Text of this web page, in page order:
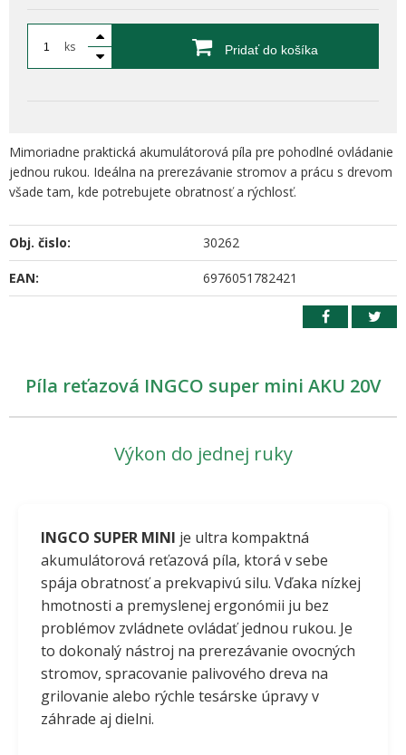
ks Pridať do košíka
Mimoriadne praktická akumulátorová píla pre pohodlné ovládanie
jednou rukou. Ideálna na prerezávanie stromov a prácu s drevom
všade tam, kde potrebujete obratnosť a rýchlosť.
Obj. čislo: 30262
EAN: 6976051782421
Píla reťazová INGCO super mini AKU 20V
Výkon do jednej ruky
INGCO SUPER MINI je ultra kompaktná
akumulátorová reťazová píla, ktorá v sebe
spája obratnosť a prekvapivú silu. Vďaka nízkej
hmotnosti a premyslenej ergonómii ju bez
problémov zvládnete ovládať jednou rukou. Je
to dokonalý nástroj na prerezávanie ovocných
stromov, spracovanie palivového dreva na
grilovanie alebo rýchle tesárske úpravy v
záhrade aj dielni.